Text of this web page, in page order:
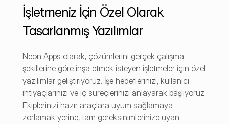
İşletmeniz İçin Özel Olarak
Tasarlanmış Yazılımlar
Neon Apps olarak, çözümlerini gerçek çalışma
şekillerine göre inşa etmek isteyen işletmeler için özel
yazılımlar geliştiriyoruz. İşe hedeflerinizi, kullanıcı
ihtiyaçlarınızı ve iç süreçlerinizi anlayarak başlıyoruz.
Ekiplerinizi hazır araçlara uyum sağlamaya
zorlamak yerine, tam gereksinimlerinize uyan